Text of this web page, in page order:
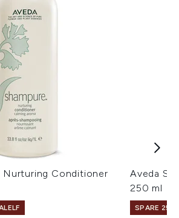
Nurturing Conditioner
Aveda
250 ml
SPARE 25%